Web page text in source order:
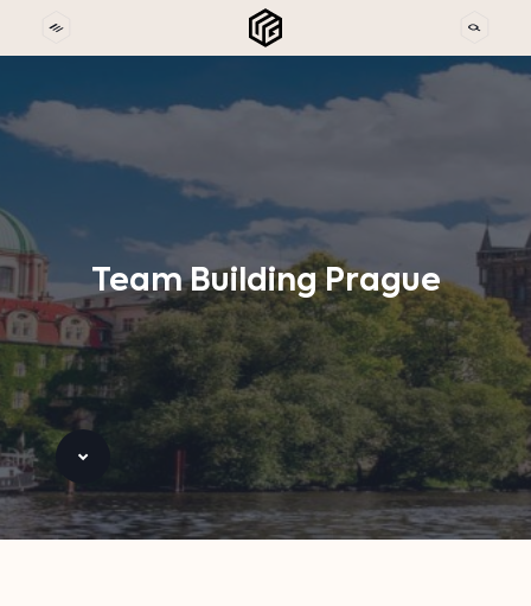
TeamBuildingPrague